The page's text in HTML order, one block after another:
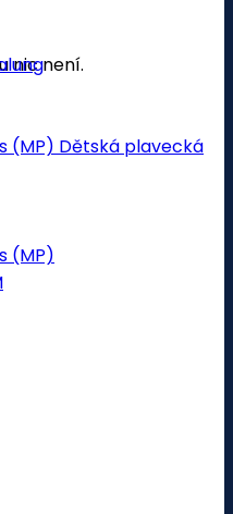
nic není.
(MP) Dětská plavecká
(MP)